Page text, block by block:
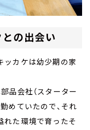
の出会い
ッカケは幼少期の家
品会社（スターター
めていたので、それ
れた環境で育ったそ